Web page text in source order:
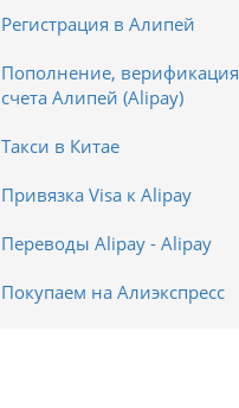
Регистрация в Алипей
Пополнение, верификация
счета Алипей (Alipay)
Такси в Китае
Привязка Visa к Alipay
Переводы Alipay - Alipay
Покупаем на Алиэкспресс